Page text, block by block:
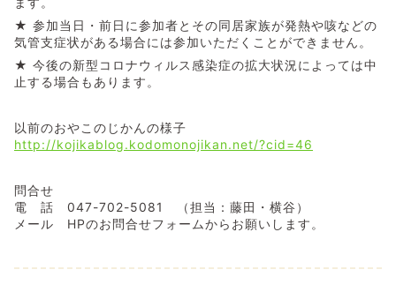
★ 参加当日・前日に参加者とその同居家族が発熱や咳などの
気管支症状がある場合には参加いただくことができません。
★ 今後の新型コロナウィルス感染症の拡大状況によっては中
止する場合もあります。
以前のおやこのじかんの様子
http://kojikablog.kodomonojikan.net/?cid=46
問合せ
電 話 047-702-5081 （担当：藤田・横谷）
メール HPのお問合せフォームからお願いします。